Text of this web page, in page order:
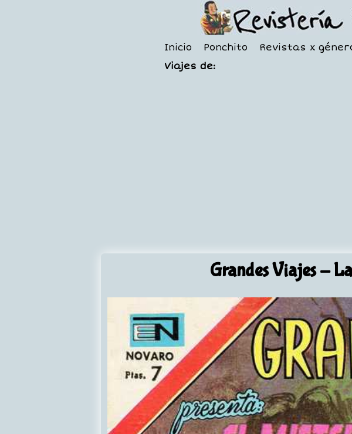
Inicio Ponchito Revistas x
Viajes de:
Grandes Viajes- La